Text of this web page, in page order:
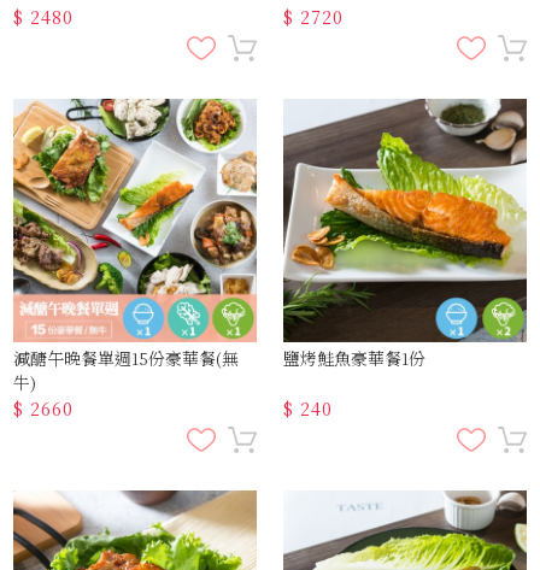
$ 2480 $ 2720
減醣午晚餐單週15份豪華餐(無
牛)
$ 2660
鹽烤鮭魚豪華餐1份
$ 240